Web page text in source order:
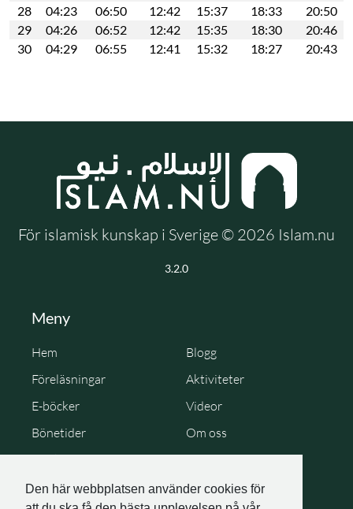
Den här webbplatsen använder cookies för
28
04:23 06:50 12:42 15:37 18:33
20:50
29
04:26 06:52 12:42 15:35 18:30
20:46
30
04:29 06:55 12:41 15:32 18:27 20:43
För islamisk kunskap i Sverige © 2026 Islam.nu
3.2.0
Meny
Hem
Blogg
Föreläsningar
Aktiviteter
E-böcker
Videor
Bönetider
Om oss
Cookie Policy
Personuppgiftspolicy